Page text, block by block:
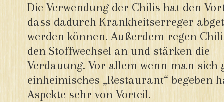
Die Verwendung der Chilis hat den
dass dadurch Krankheitserreger
werden können. Außerdem regen
den Stoffwechsel an und stärken die
Verdauung. Vor allem wenn man
einheimisches „Restaurant“ begeben
Aspekte sehr von Vorteil.